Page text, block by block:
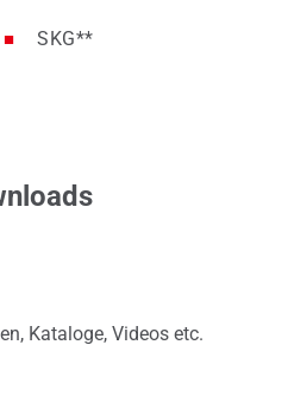
SKG**
Kataloge, Videos etc.